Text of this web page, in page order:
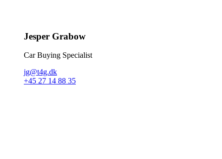
Jesper Grabow
Car Buying Specialist
jg@t4g.dk
+45 27 14 88 35